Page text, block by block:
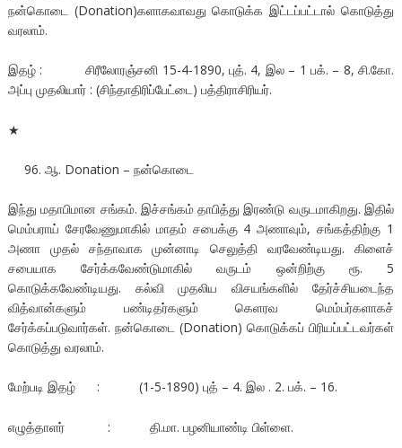
நன்கொடை (Donation)களாகவாவது கொடுக்க இட்டப்பட்டால் கொடுத்து
வரலாம்.
இதழ் : சிரீலோரஞ்சனி 15-4-1890, புத். 4, இல – 1 பக். – 8, சி.கோ.
அப்பு முதலியார் : (சிந்தாதிரிப்பேட்டை) பத்திராசிரியர்.
★
ஆ. Donation – நன்கொடை
இந்து மதாபிமான சங்கம். இச்சங்கம் தாபித்து இரண்டு வருடமாகிறது. இதில்
மெம்பராய் சேரவேணுமாகில் மாதம் சபைக்கு 4 அணாவும், சங்கத்திற்கு 1
அணா முதல் சந்தாவாக முன்னாடி செலுத்தி வரவேண்டியது. கிளைச்
சபையாக சேர்க்கவேண்டுமாகில் வருடம் ஒன்றிற்கு ரூ. 5
கொடுக்கவேண்டியது. கல்வி முதலிய விசயங்களில் தேர்ச்சியடைந்த
வித்வான்களும் பண்டிதர்களும் கெளரவ மெம்பர்களாகச்
சேர்க்கப்படுவார்கள். நன்கொடை (Donation) கொடுக்கப் பிரியப்பட்டவர்கள்
கொடுத்து வரலாம்.
மேற்படி இதழ் : (1-5-1890) புத் – 4. இல . 2. பக். – 16.
எழுத்தாளர் : தி.மா. பழனியாண்டி பிள்ளை.